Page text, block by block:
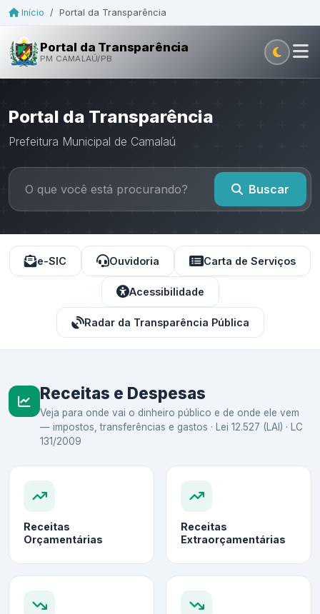
Início / Portal da Transparência
Portal da Transparência
PM CAMALAÚ/PB
Portal da Transparência
Prefeitura Municipal de Camalaú
Buscar
e-SIC Ouvidoria Carta de Serviços
Acessibilidade
Radar da Transparência Pública
Receitas e Despesas
Veja para onde vai o dinheiro público e de onde ele vem
— impostos, transferências e gastos · Lei 12.527 (LAI) · LC
131/2009
Receitas
Orçamentárias
Receitas
Extraorçamentárias